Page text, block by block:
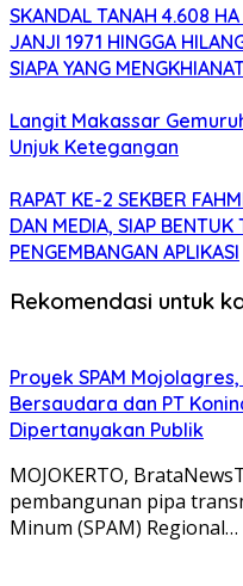
SKANDAL TANAH 4.608
JANJI 1971 HINGGA
SIAPA YANG
Langit Makassar
Unjuk Ketegangan
RAPAT KE-2 SEKBER
DAN MEDIA, SIAP BENTUK
PENGEMBANGAN APLIKASI
Rekomendasi untuk
Proyek SPAM
Bersaudara dan PT
Dipertanyakan Publik
MOJOKERTO,
pembangunan pipa
Minum (SPAM) Regional…